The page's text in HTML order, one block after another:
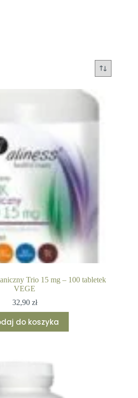
Trio 15 mg – 100 tabletek
VEGE
32,90 zł
do koszyka